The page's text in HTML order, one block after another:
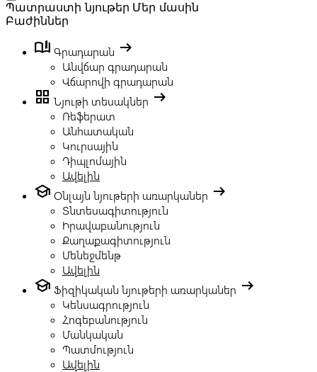
Պատրաստի նյութեր Մեր մասին
Բաժիններ
book_ribbon Գրադարան arrow_right_alt
Անվճար գրադարան
Վճարովի գրադարան
grid_view Նյութի տեսակներ arrow_right_alt
Ռեֆերատ
Անհատական
Կուրսային
Դիպլոմային
Ավելին
school Օնլայն նյութերի առարկաներ arrow_right_alt
Տնտեսագիտություն
Իրավաբանություն
Քաղաքագիտություն
Մենեջմենթ
Ավելին
school Ֆիզիկական նյութերի առարկաներ arrow_right_alt
Կենսագրություն
Հոգեբանություն
Մանկական
Պատմություն
Ավելին